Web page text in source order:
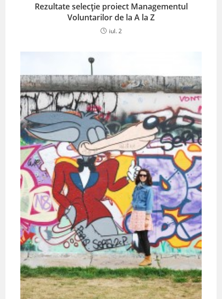
Rezultate selecție proiect Managementul
Voluntarilor de la A la Z
iul. 2